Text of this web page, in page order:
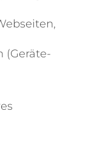
(Geräte-